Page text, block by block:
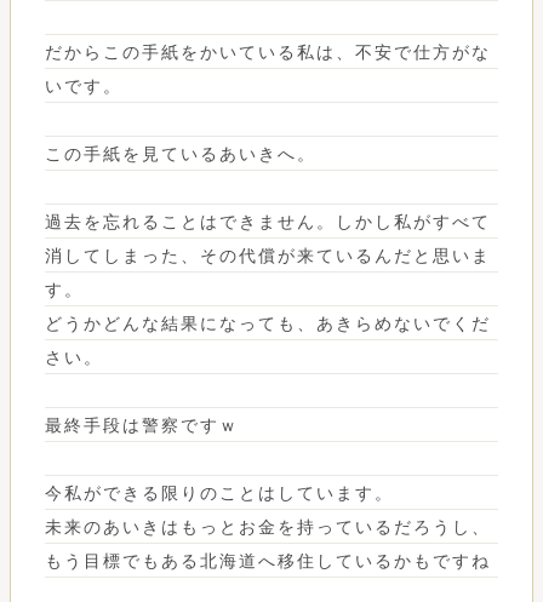
だからこの手紙をかいている私は、不安で仕方がな
いです。
この手紙を見ているあいきへ。
過去を忘れることはできません。しかし私がすべて
消してしまった、その代償が来ているんだと思いま
す。
どうかどんな結果になっても、あきらめないでくだ
さい。
最終手段は警察ですｗ
今私ができる限りのことはしています。
未来のあいきはもっとお金を持っているだろうし、
もう目標でもある北海道へ移住しているかもですね